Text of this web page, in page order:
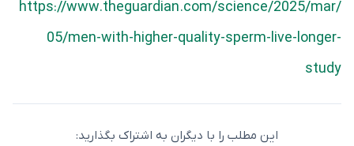
https://www.theguardian.com/science/2025/mar/
05/men-with-higher-quality-sperm-live-longer-
study
این مطلب را با دیگران به اشتراک بگذارید: